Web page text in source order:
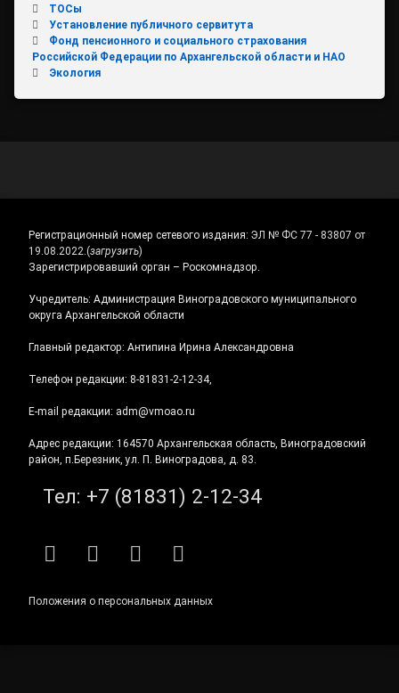
ТОСы
Установление публичного сервитута
Фонд пенсионного и социального страхования
Российской Федерации по Архангельской области и НАО
Экология
Регистрационный номер сетевого издания: ЭЛ № ФС 77 - 83807 от
19.08.2022.(загрузить)
Зарегистрировавший орган – Роскомнадзор.
Учредитель: Администрация Виноградовского муниципального
округа Архангельской области
Главный редактор: Антипина Ирина Александровна
Телефон редакции: 8-81831-2-12-34,
E-mail редакции: adm@vmoao.ru
Адрес редакции: 164570 Архангельская область, Виноградовский
район, п.Березник, ул. П. Виноградова, д. 83.
Тел: +7 (81831) 2-12-34
RSS E-mailВКонтакте
Telegram
Положения о персональных данных